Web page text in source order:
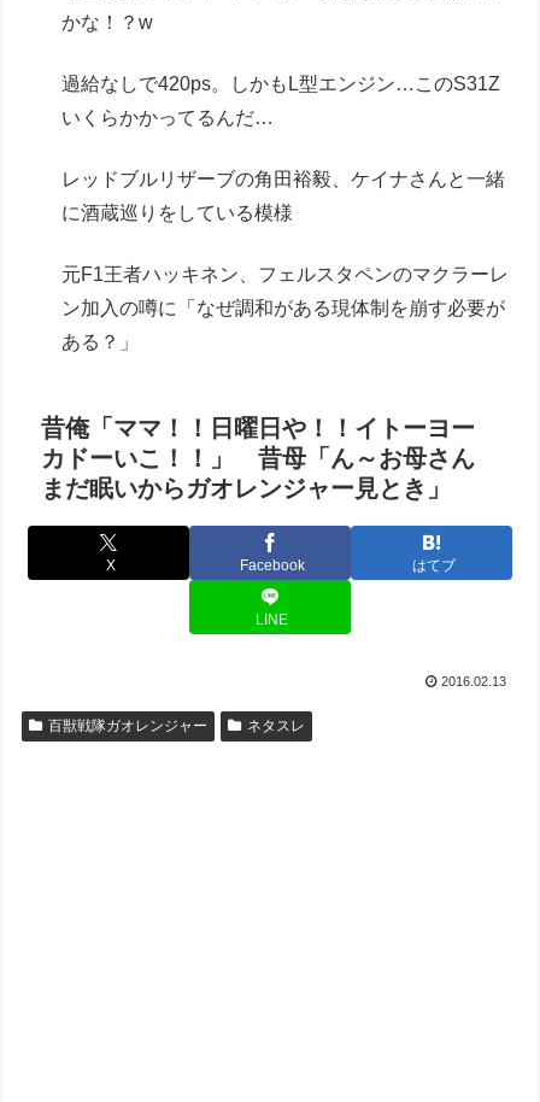
かな！？w
過給なしで420ps。しかもL型エンジン…このS31Z
いくらかかってるんだ…
レッドブルリザーブの角田裕毅、ケイナさんと一緒
に酒蔵巡りをしている模様
元F1王者ハッキネン、フェルスタペンのマクラーレ
ン加入の噂に「なぜ調和がある現体制を崩す必要が
ある？」
昔俺「ママ！！日曜日や！！イトーヨー
カドーいこ！！」 昔母「ん～お母さん
まだ眠いからガオレンジャー見とき」
X Facebook はてブ
LINE
2016.02.13
百獣戦隊ガオレンジャー ネタスレ